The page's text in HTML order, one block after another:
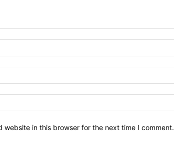
website in this browser for the next time I comment.